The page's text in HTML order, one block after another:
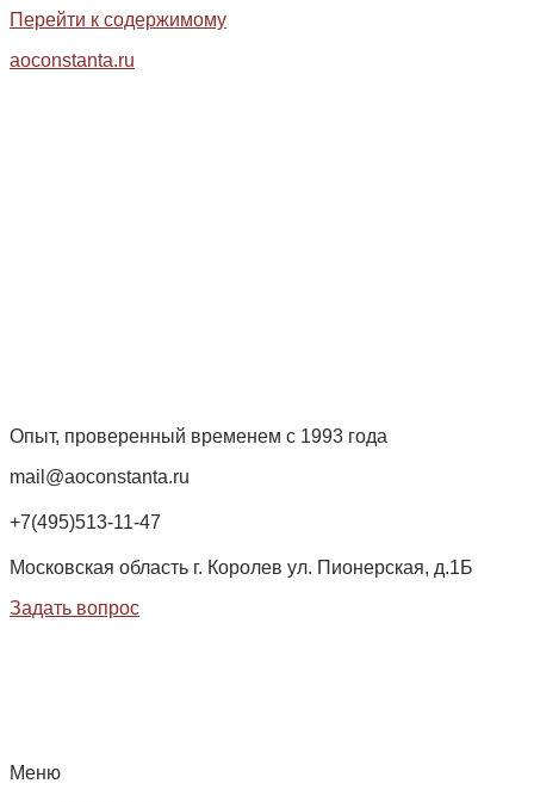
Перейти к содержимому
aoconstanta.ru
Опыт, проверенный временем с 1993 года
mail@aoconstanta.ru
+7(495)513-11-47
Московская область г. Королев ул. Пионерская, д.1Б
Задать вопрос
Меню